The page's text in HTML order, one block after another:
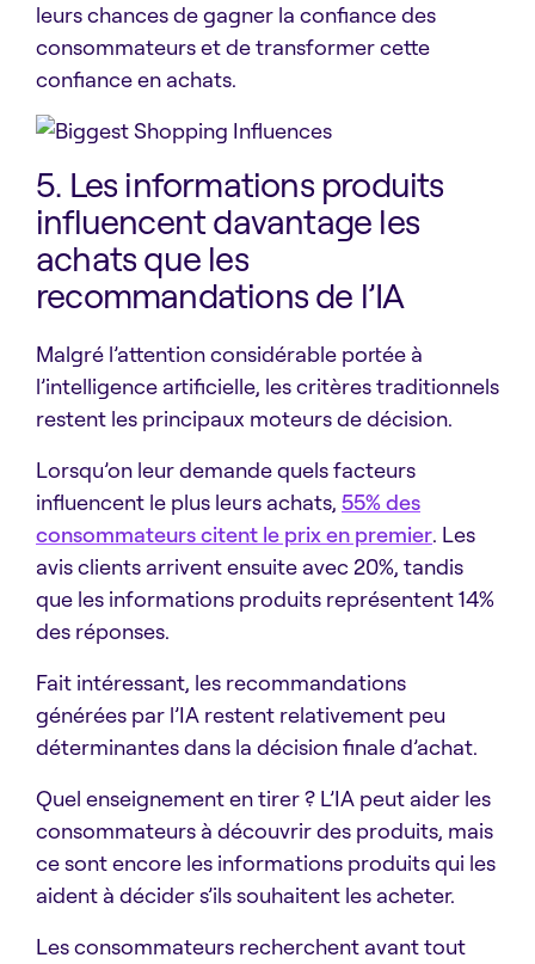
leurs chances de gagner la confiance des
consommateurs et de transformer cette
confiance en achats.
5. Les informations produits
influencent davantage les
achats que les
recommandations de l’IA
Malgré l’attention considérable portée à
l’intelligence artificielle, les critères traditionnels
restent les principaux moteurs de décision.
Lorsqu’on leur demande quels facteurs
influencent le plus leurs achats, 55% des
consommateurs citent le prix en premier. Les
avis clients arrivent ensuite avec 20%, tandis
que les informations produits représentent 14%
des réponses.
Fait intéressant, les recommandations
générées par l’IA restent relativement peu
déterminantes dans la décision finale d’achat.
Quel enseignement en tirer ? L’IA peut aider les
consommateurs à découvrir des produits, mais
ce sont encore les informations produits qui les
aident à décider s’ils souhaitent les acheter.
Les consommateurs recherchent avant tout